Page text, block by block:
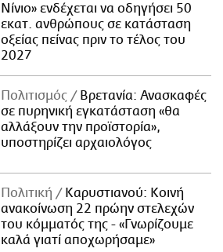
Νίνιο» ενδέχεται να οδηγήσει 50
εκατ. ανθρώπους σε κατάσταση
οξείας πείνας πριν το τέλος του
2027
Πολιτισμός
Βρετανία: Ανασκαφές
σε πυρηνική εγκατάσταση «θα
αλλάξουν την προϊστορία»,
υποστηρίζει αρχαιολόγος
Πολιτική
Καρυστιανού: Κοινή
ανακοίνωση 22 πρώην στελεχών
του κόμματός της - «Γνωρίζουμε
καλά γιατί αποχωρήσαμε»